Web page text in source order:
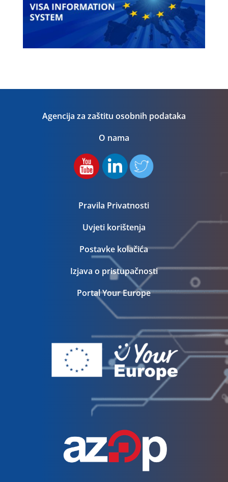
Agencija za zaštitu osobnih podataka
O nama
Pravila Privatnosti
Uvjeti korištenja
Postavke kolačića
Izjava o pristupačnosti
Portal Your Europe